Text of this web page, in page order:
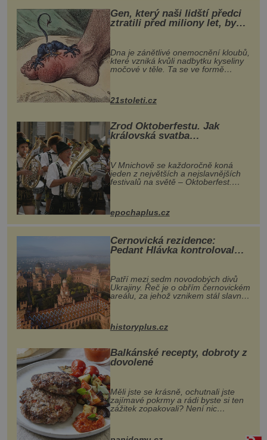
Gen, který naši lidští předci
ztratili před miliony let, by
mohl pomoci s léčbou
„nemoci králů“
Dna je zánětlivé onemocnění kloubů,
které vzniká kvůli nadbytku kyseliny
močové v těle. Ta se ve formě
nohou, a způsobuje bole...
21stoleti.cz
Zrod Oktoberfestu. Jak
královská svatba
odstartovala největší pivní
festival světa
V Mnichově se každoročně koná
jeden z největších a nejslavnějších
festivalů na světě – Oktoberfest.
návštěvníků, kteří si vychutnávají
kultur...
epochaplus.cz
Černovická rezidence:
Pedant Hlávka kontroloval
Patří mezi sedm novodobých divů
Ukrajiny. Řeč je o obřím černovickém
areálu, za jehož vznikem stál slavný
český architekt Josef Hlávka. Ten si
na něm dal mimořádně záležet. Jeho
stavební plány by při ...
historyplus.cz
Balkánské recepty, dobroty z
dovolené
Měli jste se krásně, ochutnali jste
zajímavé pokrmy a rádi byste si ten
zážitek zopakovali? Není nic
snazšího. Pljeskavica (10 porcí)
Možná jste ji ochutnali na dovolené v